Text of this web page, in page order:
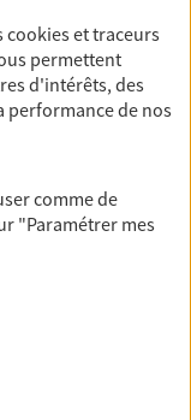
avec votre
contrat
votre
cookies et traceurs
permettent
d'intérêts, des
performance de nos
comme de
"Paramétrer mes